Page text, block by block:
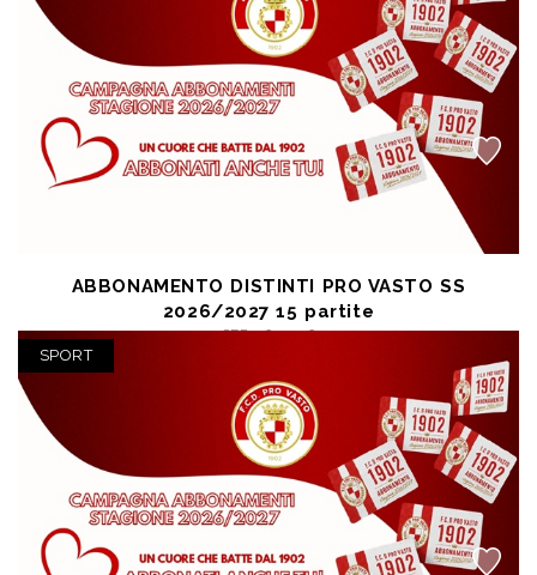
ABBONAMENTO DISTINTI PRO VASTO SS
2026/2027 15 partite
SEP 26 2026
posto unico € 120,00
SPORT